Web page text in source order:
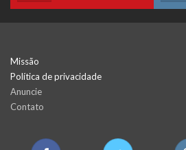
Missão
Política de privacidade
Anuncie
Contato